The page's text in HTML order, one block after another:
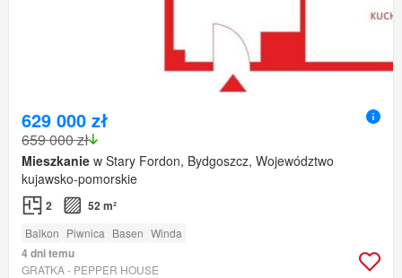
629 000 zł
659 000 zł
Mieszkanie w Stary Fordon, Bydgoszcz, Województwo
kujawsko-pomorskie
2 52 m²
Balkon Piwnica Basen Winda
4 dni temu
GRATKA - PEPPER HOUSE